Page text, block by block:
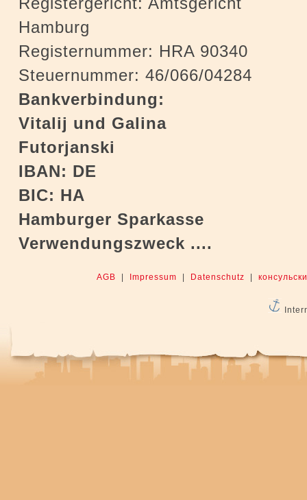
Hamburg
Registernummer: HRA 90340
Steuernummer: 46/066/04284
Bankverbindung:
Vitalij und Galina
Futorjanski
IBAN: DE
BIC: HA
Hamburger Sparkasse
Verwendungszweck ....
AGB Impressum Datenschutz